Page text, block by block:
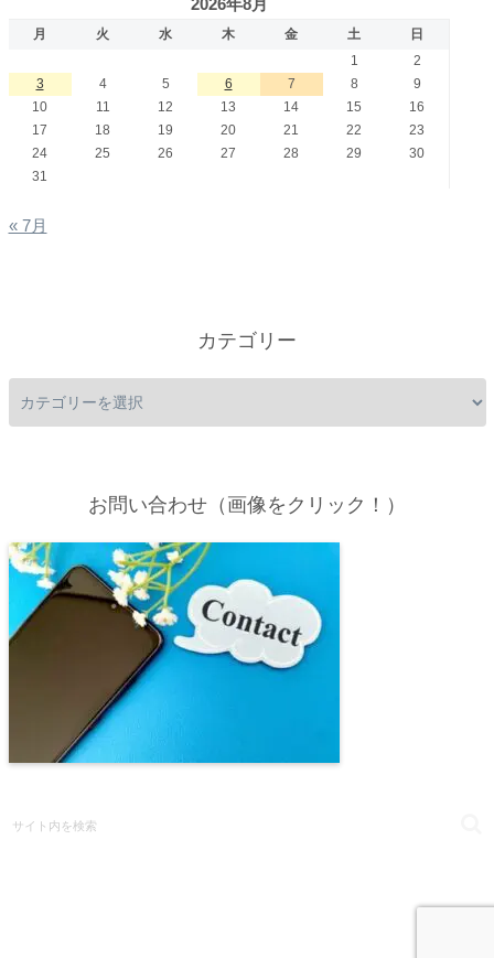
2026年8月
月 火 水 木 金 土
日
1
2
3
4 5 6 7 8
9
10
11 12 13 14 15
16
17
18 19 20 21 22
23
24
25 26 27 28 29
30
31
« 7月
カテゴリー
お問い合わせ（画像をクリック！）